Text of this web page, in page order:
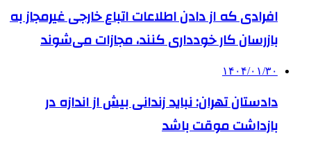
افرادی که از دادن اطلاعات اتباع خارجی غیرمجاز به
بازرسان کار خودداری کنند، مجازات می‌شوند
۱۴۰۴/۰۱/۳۰
دادستان تهران: نباید زندانی بیش از اندازه در
بازداشت موقت باشد